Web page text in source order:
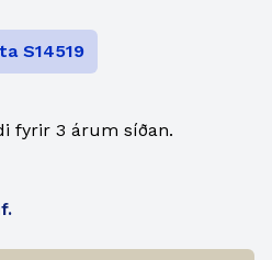
S14519
fyrir 3 árum síðan.